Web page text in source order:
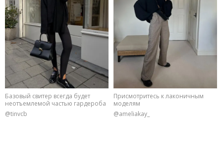
Базовый свитер всегда будет
неотъемлемой частью гардероба
@tinvcb
Присмотритесь к лаконичным
моделям
@ameliakay_